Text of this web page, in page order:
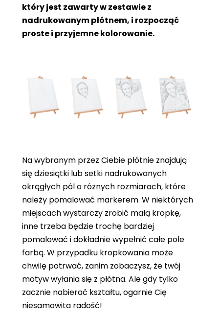
który jest zawarty w zestawie z
nadrukowanym płótnem, i rozpocząć
proste i przyjemne kolorowanie.
Na wybranym przez Ciebie płótnie znajdują
się dziesiątki lub setki nadrukowanych
okrągłych pól o różnych rozmiarach, które
należy pomalować markerem. W niektórych
miejscach wystarczy zrobić małą kropkę,
inne trzeba będzie trochę bardziej
pomalować i dokładnie wypełnić całe pole
farbą. W przypadku kropkowania może
chwilę potrwać, zanim zobaczysz, że twój
motyw wyłania się z płótna. Ale gdy tylko
zacznie nabierać kształtu, ogarnie Cię
niesamowita radość!